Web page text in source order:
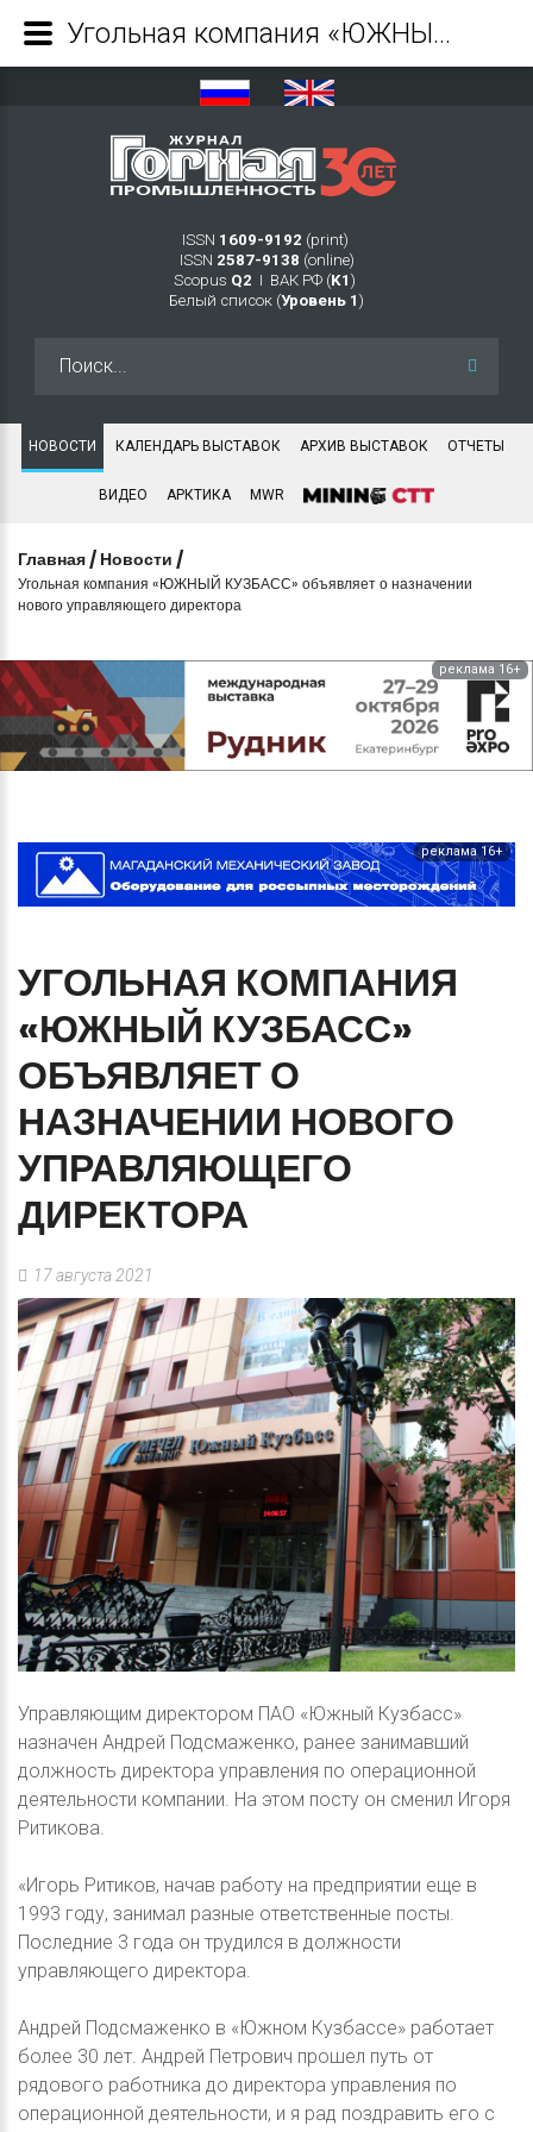
ISSN 1609-9192 (print)
ISSN 2587-9138 (online)
Scopus Q2 Ι ВАК РФ (K1 )
Белый список (Уровень 1 )
НОВОСТИ КАЛЕНДАРЬ ВЫСТАВОК АРХИВ ВЫСТАВОК ОТЧЕТЫ
ВИДЕО АРКТИКА MWR
Главная / Новости /
Угольная компания «ЮЖНЫЙ КУЗБАСС» объявляет о назначении
нового управляющего директора
реклама 16+
реклама 16+
УГОЛЬНАЯ КОМПАНИЯ
«ЮЖНЫЙ КУЗБАСС»
ОБЪЯВЛЯЕТО
НАЗНАЧЕНИИ НОВОГО
УПРАВЛЯЮЩЕГО
ДИРЕКТОРА
17 августа 2021
Управляющим директором ПАО «Южный Кузбасс»
назначен Андрей Подсмаженко, ранее занимавший
должность директора управления по операционной
деятельности компании. На этом посту он сменил Игоря
Ритикова.
«Игорь Ритиков, начав работу на предприятии еще в
1993 году, занимал разные ответственные посты.
Последние 3 года он трудился в должности
управляющего директора.
Андрей Подсмаженко в «Южном Кузбассе» работает
более 30 лет. Андрей Петрович прошел путь от
рядового работника до директора управления по
операционной деятельности, и я рад поздравить его с
Угольная компания «ЮЖНЫЙ КУЗБАСС» объявляет о назначении нового управляющего директора - Журнал Горная промышленность